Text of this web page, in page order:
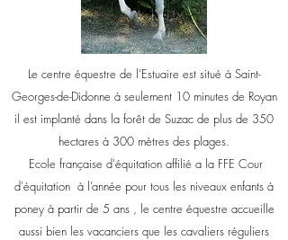
Le centre équestre de l'Estuaire est situé à Saint-
Georges-de-Didonne à seulement 10 minutes de Royan
il est implanté dans la forêt de Suzac de plus de 350
hectares à 300 mètres des plages.
Ecole française d'équitation affilié a la FFE Cour
d'équitation à l’année pour tous les niveaux enfants à
poney à partir de 5 ans , le centre équestre accueille
aussi bien les vacanciers que les cavaliers réguliers